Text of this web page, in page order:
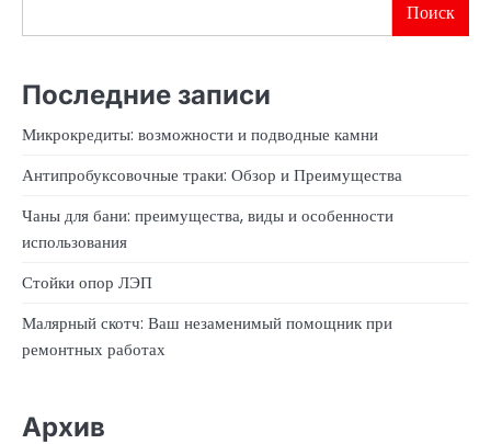
Поиск
Последние записи
Микрокредиты: возможности и подводные камни
Антипробуксовочные траки: Обзор и Преимущества
Чаны для бани: преимущества, виды и особенности
использования
Стойки опор ЛЭП
Малярный скотч: Ваш незаменимый помощник при
ремонтных работах
Архив